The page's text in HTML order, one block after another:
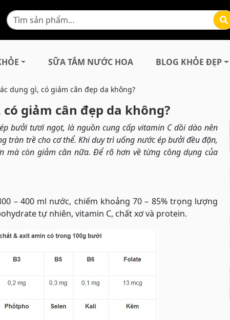
SỮA TẮM NƯỚC HOA BLOG KHỎE ĐẸP
dụng gì, có giảm cân đẹp da không?
giảm cân đẹp da không?
bưởi tươi ngọt, là nguồn cung cấp vitamin C dồi dào nên
tràn trề cho cơ thể. Khi duy trì uống nước ép bưởi đều đặn,
mà còn giảm cân nữa. Để rõ hơn về từng công dụng của
– 400 ml nước, chiếm khoảng 70 – 85% trọng lượng
tự nhiên, vitamin C, chất xơ và protein.